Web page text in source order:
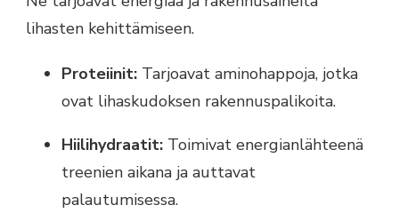
lihasten kehittämiseen.
Proteiinit: Tarjoavat aminohappoja, jotka
ovat lihaskudoksen rakennuspalikoita.
Hiilihydraatit: Toimivat energianlähteenä
treenien aikana ja auttavat
palautumisessa.